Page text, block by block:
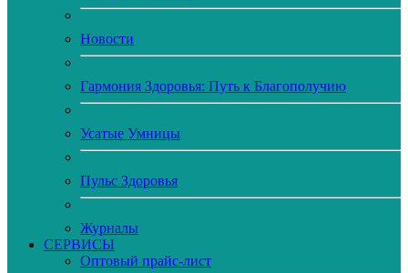
Новости
Гармония Здоровья: Путь к Благополучию
Усатые Умницы
Пульс Здоровья
Журналы
CЕРВИСЫ
Оптовый прайс-лист